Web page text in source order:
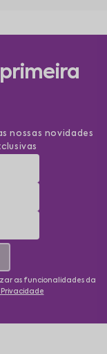
nossas novidades
as funcionalidades da